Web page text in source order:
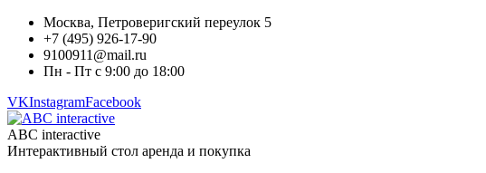
Москва, Петроверигский переулок 5
+7 (495) 926-17-90
9100911@mail.ru
Пн - Пт с 9:00 до 18:00
VKInstagramFacebook
ABC interactive
Интерактивный стол аренда и покупка